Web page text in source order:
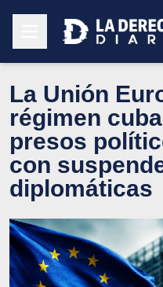
La Unión
régimen
presos
con
diplomáticas